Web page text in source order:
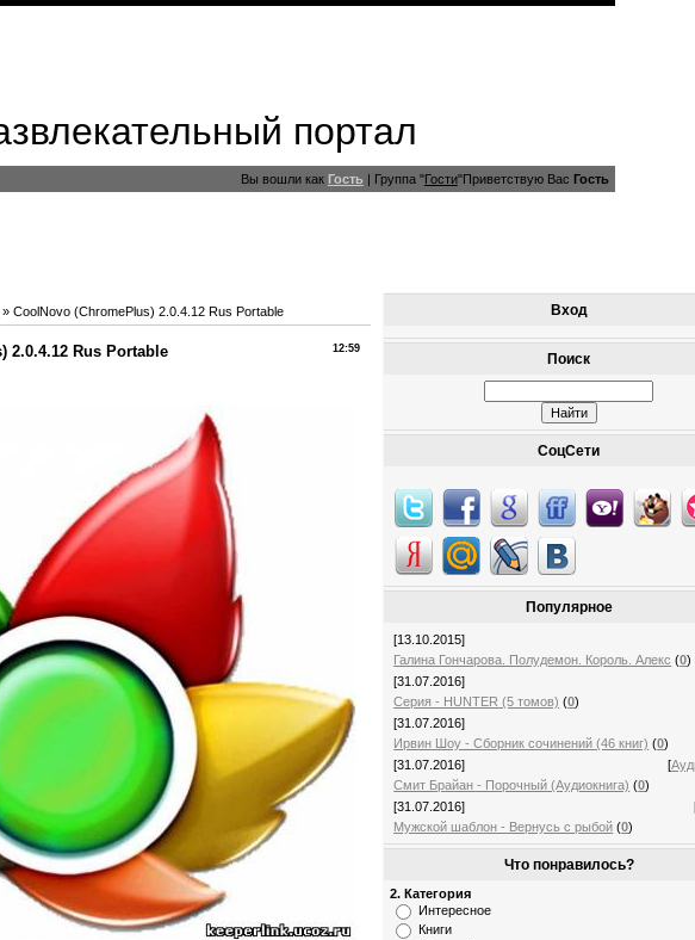
портал
Вы вошли как Гость | Группа"Гости"Приветствую Вас Гость
» CoolNovo (ChromePlus) 2.0.4.12 Rus Portable
12:59
2.0.4.12 Rus Portable
Вход
Поиск
СоцСети
Популярное
[13.10.2015]
Галина Гончарова. Полудемон. Король. Алекс (0)
[31.07.2016]
Серия - HUNTER (5 томов) (0)
[31.07.2016]
Ирвин Шоу - Сборник сочинений (46 книг) (0)
[31.07.2016]
[
Смит Брайан - Порочный (Аудиокнига) (0)
[31.07.2016]
Мужской шаблон - Вернусь с рыбой (0)
Что понравилось?
2. Категория
Интересное
Книги